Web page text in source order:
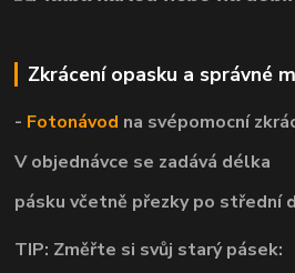
Zkrácení opasku a správné
- Fotonávod na svépomocní
V objednávce se zadává délka
pásku včetně přezky po střední
TIP: Změřte si svůj starý pásek: